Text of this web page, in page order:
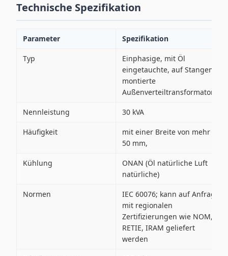
Technische Spezifikation
Parameter Spezifikation
Typ
Einphasige, mit Öl
eingetauchte, auf Stangen
montierte
Außenverteiltransformatoren
Nennleistung 30 kVA
Häufigkeit
mit einer Breite von mehr als
50 mm,
Kühlung
ONAN (Öl natürliche Luft
natürliche)
Normen
IEC 60076; kann auf Anfrage
mit regionalen
Zertifizierungen wie NOM,
RETIE, IRAM geliefert
werden